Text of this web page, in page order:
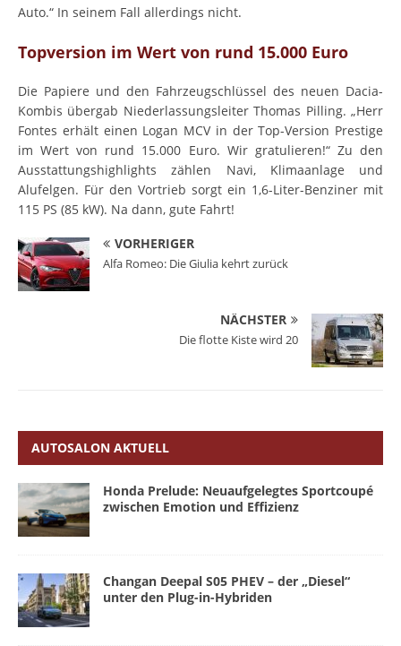
Auto.“ In seinem Fall allerdings nicht.
Topversion im Wert von rund 15.000 Euro
Die Papiere und den Fahrzeugschlüssel des neuen Dacia-
Kombis übergab Niederlassungsleiter Thomas Pilling. „Herr
Fontes erhält einen Logan MCV in der Top-Version Prestige
im Wert von rund 15.000 Euro. Wir gratulieren!“ Zu den
Ausstattungshighlights zählen Navi, Klimaanlage und
Alufelgen. Für den Vortrieb sorgt ein 1,6-Liter-Benziner mit
115 PS (85 kW). Na dann, gute Fahrt!
VORHERIGER
Alfa Romeo: Die Giulia kehrt zurück
NÄCHSTER
Die flotte Kiste wird 20
AUTOSALON AKTUELL
Honda Prelude: Neuaufgelegtes Sportcoupé
zwischen Emotion und Effizienz
Changan Deepal S05 PHEV – der „Diesel“
unter den Plug-in-Hybriden